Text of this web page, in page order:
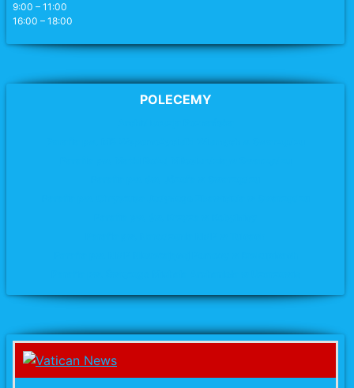
9:00 – 11:00
16:00 – 18:00
POLECEMY